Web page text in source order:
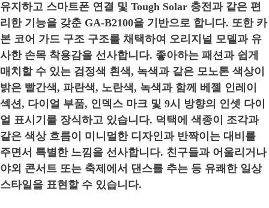
유지하고 스마트폰 연결 및 Tough Solar 충전과 같은 편
리한 기능을 갖춘 GA-B2100을 기반으로 합니다. 또한 카
본 코어 가드 구조 구조를 채택하여 오리지널 모델과 유
사한 손목 착용감을 선사합니다. 좋아하는 패션과 쉽게
매치할 수 있는 검정색 흰색, 녹색과 같은 모노톤 색상이
밝은 빨간색, 파란색, 노란색, 녹색과 함께 베젤 인레이
섹션, 다이얼 부품, 인덱스 마크 및 9시 방향의 인셋 다이
얼 표시기를 장식하고 있습니다. 덕택에 색종이 조각과
같은 색상 흐름이 미니멀한 디자인과 반짝이는 대비를
주면서 특별한 느낌을 선사합니다. 친구들과 어울리거나
야외 콘서트 또는 축제에서 댄스를 추는 등 유쾌한 일상
스타일을 표현할 수 있습니다.